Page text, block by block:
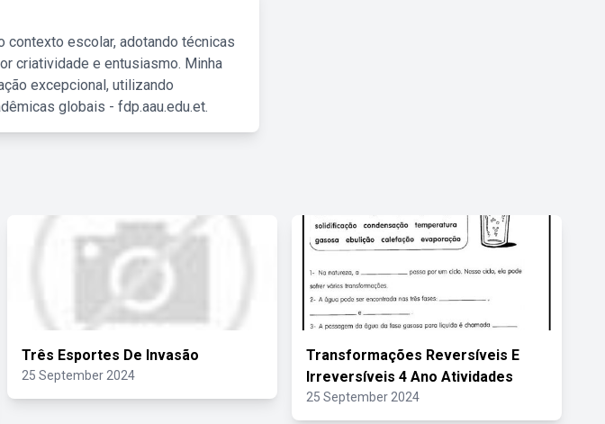
contexto escolar, adotando técnicas
criatividade e entusiasmo. Minha
excepcional, utilizando
globais - fdp.aau.edu.et.
Três Esportes De Invasão
25 September 2024
Transformações Reversíveis E
Irreversíveis 4 Ano Atividades
25 September 2024